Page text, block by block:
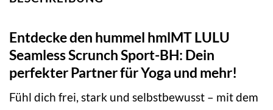
Entdecke den hummel hmlMT LULU
Seamless Scrunch Sport-BH: Dein
perfekter Partner für Yoga und mehr!
Fühl dich frei, stark und selbstbewusst – mit dem